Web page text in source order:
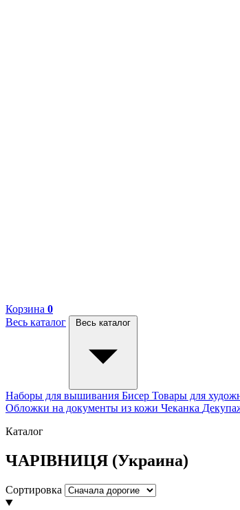
Корзина 0
Весь каталог
Весь каталог
Наборы для вышивания Бисер Товары для
Обложки на документы из кожи Чеканка
Каталог
ЧАРIВНИЦЯ (Украина)
Сортировка